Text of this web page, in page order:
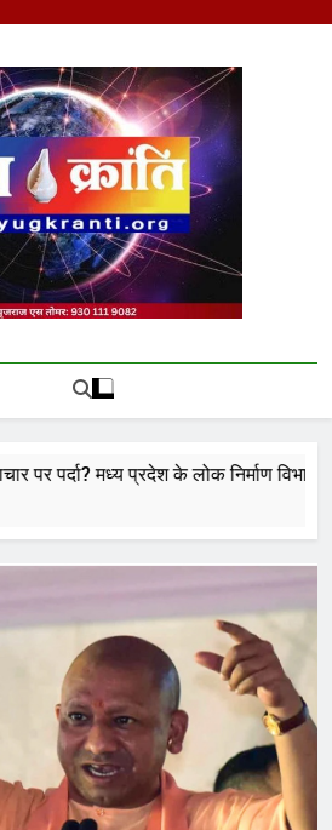
| Trusted
Portal
मध्य प्रदेश के लोक निर्माण विभाग पर उठे